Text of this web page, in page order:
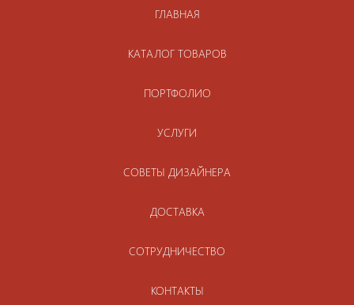
ГЛАВНАЯ
КАТАЛОГ ТОВАРОВ
ПОРТФОЛИО
УСЛУГИ
СОВЕТЫ ДИЗАЙНЕРА
ДОСТАВКА
СОТРУДНИЧЕСТВО
КОНТАКТЫ